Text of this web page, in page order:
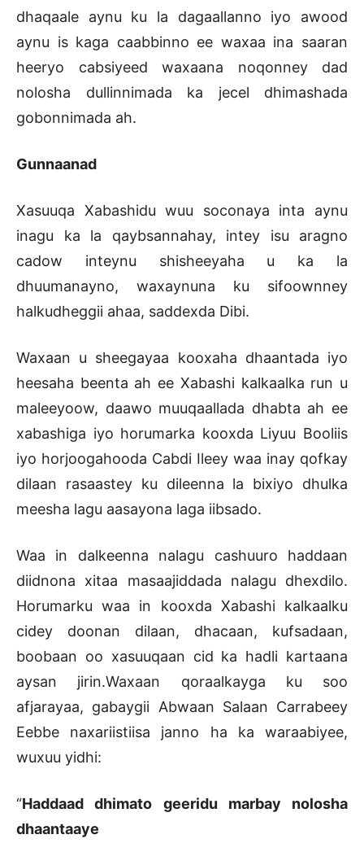
dhaqaale aynu ku la dagaallanno iyo awood
aynu is kaga caabbinno ee waxaa ina saaran
heeryo cabsiyeed waxaana noqonney dad
nolosha dullinnimada ka jecel dhimashada
gobonnimada ah.
Gunnaanad
Xasuuqa Xabashidu wuu soconaya inta aynu
inagu ka la qaybsannahay, intey isu aragno
cadow inteynu shisheeyaha u ka la
dhuumanayno, waxaynuna ku sifoownney
halkudheggii ahaa, saddexda Dibi.
Waxaan u sheegayaa kooxaha dhaantada iyo
heesaha beenta ah ee Xabashi kalkaalka run u
maleeyoow, daawo muuqaallada dhabta ah ee
xabashiga iyo horumarka kooxda Liyuu Booliis
iyo horjoogahooda Cabdi Ileey waa inay qofkay
dilaan rasaastey ku dileenna la bixiyo dhulka
meesha lagu aasayona laga iibsado.
Waa in dalkeenna nalagu cashuuro haddaan
diidnona xitaa masaajiddada nalagu dhexdilo.
Horumarku waa in kooxda Xabashi kalkaalku
cidey doonan dilaan, dhacaan, kufsadaan,
boobaan oo xasuuqaan cid ka hadli kartaana
aysan jirin.Waxaan qoraalkayga ku soo
afjarayaa, gabaygii Abwaan Salaan Carrabeey
Eebbe naxariistiisa janno ha ka waraabiyee,
wuxuu yidhi:
“Haddaad dhimato geeridu marbay nolosha
dhaantaaye